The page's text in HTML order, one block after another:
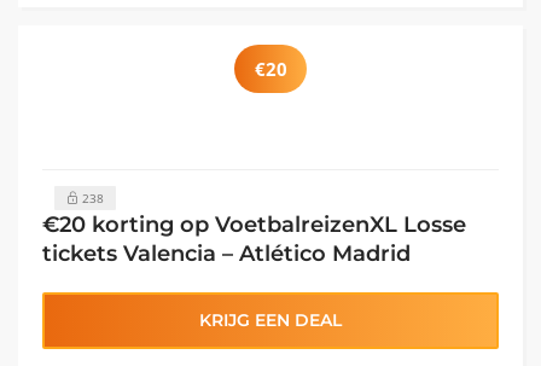
€20
238
€20 korting op VoetbalreizenXL Losse
tickets Valencia – Atlético Madrid
KRIJG EEN DEAL